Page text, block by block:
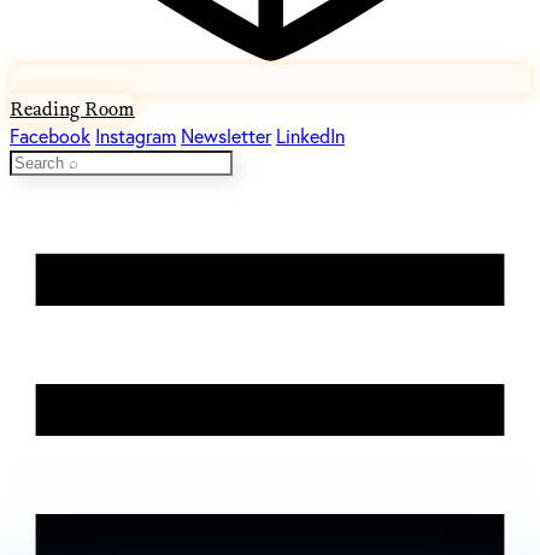
Reading Room
Facebook Instagram Newsletter LinkedIn